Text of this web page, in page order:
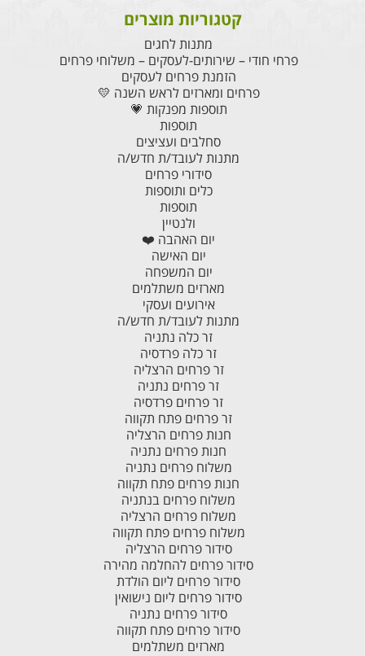
קטגוריות מוצרים
מתנות לחגים
פרחי חודי – שירותים-לעסקים – משלוחי פרחים
הזמנת פרחים לעסקים
פרחים ומארזים לראש השנה 💛
תוספות מפנקות 💗
תוספות
סחלבים ועציצים
מתנות לעובד/ת חדש/ה
סידורי פרחים
כלים ותוספות
תוספות
ולנטיין
יום האהבה ❤️
יום האישה
יום המשפחה
מארזים משתלמים
אירועים ועסקי
מתנות לעובד/ת חדש/ה
זר כלה נתניה
זר כלה פרדסיה
זר פרחים הרצליה
זר פרחים נתניה
זר פרחים פרדסיה
זר פרחים פתח תקווה
חנות פרחים הרצליה
חנות פרחים נתניה
משלוח פרחים נתניה
חנות פרחים פתח תקווה
משלוח פרחים בנתניה
משלוח פרחים הרצליה
משלוח פרחים פתח תקווה
סידור פרחים הרצליה
סידור פרחים להחלמה מהירה
סידור פרחים ליום הולדת
סידור פרחים ליום נישואין
סידור פרחים נתניה
סידור פרחים פתח תקווה
מארזים משתלמים